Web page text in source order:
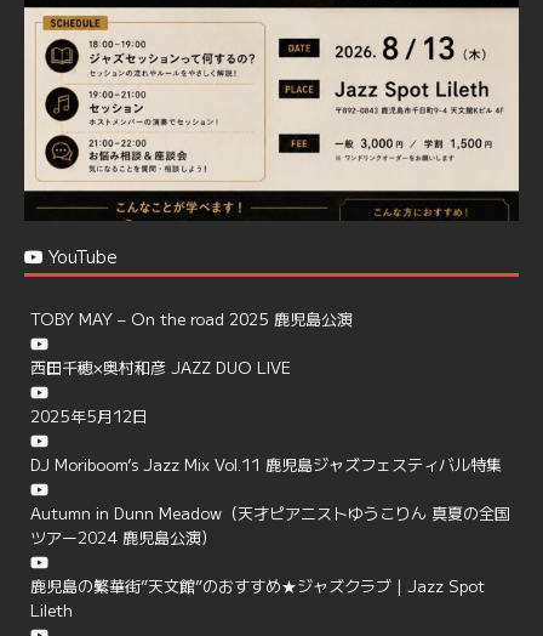
Load More
YouTube
TOBY MAY – On the road 2025 鹿児島公演
西田千穂×奥村和彦 JAZZ DUO LIVE
2025年5月12日
DJ Moriboom’s Jazz Mix Vol.11 鹿児島ジャズフェスティバル特集
Autumn in Dunn Meadow（天才ピアニストゆうこりん 真夏の全国
ツアー2024 鹿児島公演）
鹿児島の繁華街”天文館”のおすすめ★ジャズクラブ | Jazz Spot
Lileth